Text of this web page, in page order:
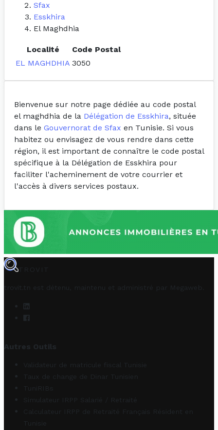
Sfax
Esskhira
El Maghdhia
Localité
Code Postal
EL MAGHDHIA 3050
Bienvenue sur notre page dédiée au code postal
el maghdhia de la Délégation de Esskhira, située
dans le Gouvernorat de Sfax en Tunisie. Si vous
habitez ou envisagez de vous rendre dans cette
région, il est important de connaître le code postal
spécifique à la Délégation de Esskhira pour
faciliter l'acheminement de votre courrier et
l'accès à divers services postaux.
TROVIT
trovit.tn est détenu, maintenu et administré par Megaweb
Autres Outils
Validateur de matricule fiscal Tunisie
Taux de change de Dinar Tunisien
TuniRIBs
Simulateur IRPP Salarié / Retraité
Calculateur IRPP de Retraité Français Résident en
Tunisie